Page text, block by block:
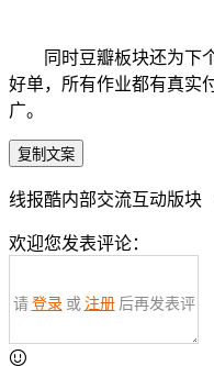
同时豆瓣板块还为下
好单，所有作业都有真实
广。
复制文案
线报酷内部交流互动版块
欢迎您发表评论：
请 登录 或 注册 后再发表评